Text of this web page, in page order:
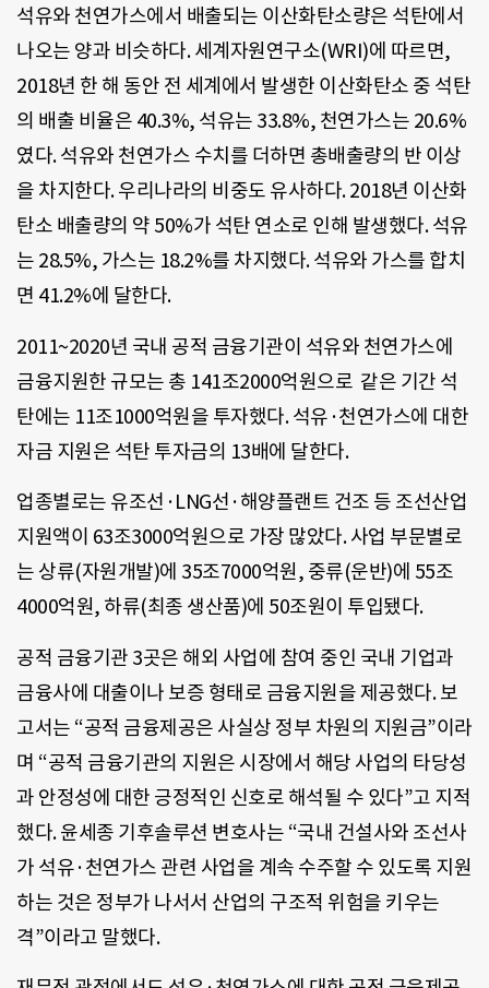
석유와 천연가스에서 배출되는 이산화탄소량은 석탄에서
나오는 양과 비슷하다. 세계자원연구소(WRI)에 따르면,
2018년 한 해 동안 전 세계에서 발생한 이산화탄소 중 석탄
의 배출 비율은 40.3%, 석유는 33.8%, 천연가스는 20.6%
였다. 석유와 천연가스 수치를 더하면 총배출량의 반 이상
을 차지한다. 우리나라의 비중도 유사하다. 2018년 이산화
탄소 배출량의 약 50%가 석탄 연소로 인해 발생했다. 석유
는 28.5%, 가스는 18.2%를 차지했다. 석유와 가스를 합치
면 41.2%에 달한다.
2011~2020년 국내 공적 금융기관이 석유와 천연가스에
금융지원한 규모는 총 141조2000억원으로 같은 기간 석
탄에는 11조1000억원을 투자했다. 석유·천연가스에 대한
자금 지원은 석탄 투자금의 13배에 달한다.
업종별로는 유조선·LNG선·해양플랜트 건조 등 조선산업
지원액이 63조3000억원으로 가장 많았다. 사업 부문별로
는 상류(자원개발)에 35조7000억원, 중류(운반)에 55조
4000억원, 하류(최종 생산품)에 50조원이 투입됐다.
공적 금융기관 3곳은 해외 사업에 참여 중인 국내 기업과
금융사에 대출이나 보증 형태로 금융지원을 제공했다. 보
고서는 “공적 금융제공은 사실상 정부 차원의 지원금”이라
며 “공적 금융기관의 지원은 시장에서 해당 사업의 타당성
과 안정성에 대한 긍정적인 신호로 해석될 수 있다”고 지적
했다. 윤세종 기후솔루션 변호사는 “국내 건설사와 조선사
가 석유·천연가스 관련 사업을 계속 수주할 수 있도록 지원
하는 것은 정부가 나서서 산업의 구조적 위험을 키우는
격”이라고 말했다.